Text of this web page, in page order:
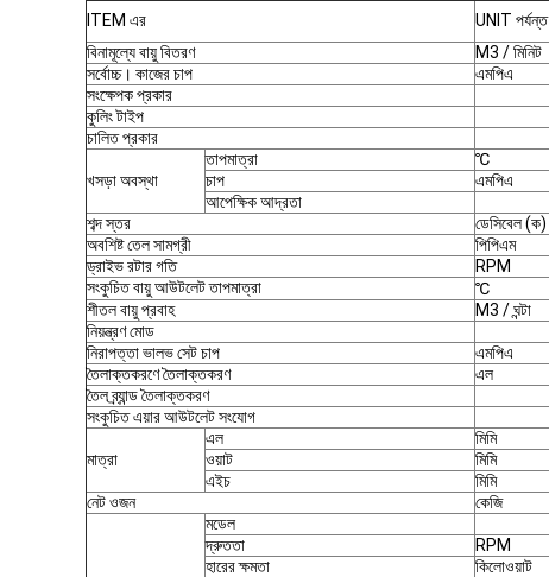
ITEM এর
UNIT পর্যন্ত
বিনামূল্যে বায়ু বিতরণ
M3 / মিনিট
সর্বোচ্চ। কাজের চাপ
এমপিএ
সংক্ষেপক প্রকার
কুলিং টাইপ
চালিত প্রকার
খসড়া অবস্থা
তাপমাত্রা ℃
চাপ
এমপিএ
আপেক্ষিক আদ্রতা
শব্দ স্তর
ডেসিবেল (ক)
অবশিষ্ট তেল সামগ্রী
পিপিএম
ড্রাইভ রটার গতি
RPM
সংকুচিত বায়ু আউটলেট তাপমাত্রা
℃
শীতল বায়ু প্রবাহ
M3 / ঘন্টা
নিয়ন্ত্রণ মোড
নিরাপত্তা ভালভ সেট চাপ
এমপিএ
তৈলাক্তকরণে তৈলাক্তকরণ
এল
তৈল ব্র্যান্ড তৈলাক্তকরণ
সংকুচিত এয়ার আউটলেট সংযোগ
মাত্রা
এল মিমি
ওয়াট
মিমি
এইচ
মিমি
নেট ওজন
কেজি
মডেল
দ্রুততা
RPM
হারের ক্ষমতা
কিলোওয়াট